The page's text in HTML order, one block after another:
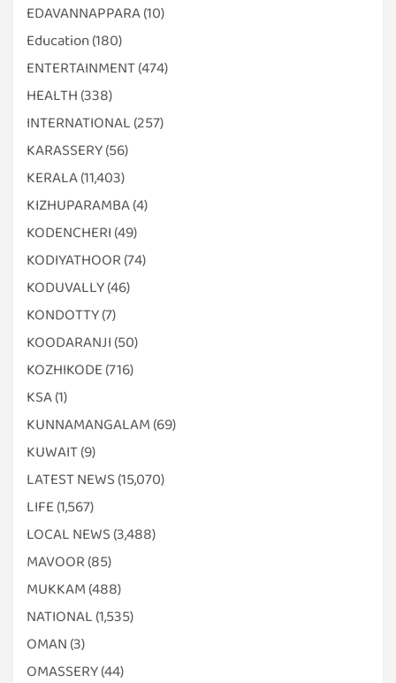
EDAVANNAPPARA(10)
Education (180)
ENTERTAINMENT(474)
HEALTH (338)
INTERNATIONAL (257)
KARASSERY(56)
KERALA(11,403)
KIZHUPARAMBA(4)
KODENCHERI (49)
KODIYATHOOR (74)
KODUVALLY(46)
KONDOTTY(7)
KOODARANJI (50)
KOZHIKODE (716)
KSA(1)
KUNNAMANGALAM (69)
KUWAIT(9)
LATEST NEWS (15,070)
LIFE (1,567)
LOCAL NEWS (3,488)
MAVOOR (85)
MUKKAM (488)
NATIONAL (1,535)
OMAN (3)
OMASSERY(44)